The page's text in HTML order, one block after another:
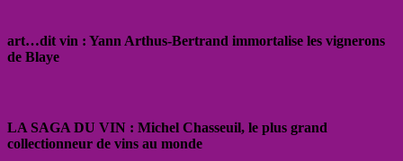
art…dit vin : Yann Arthus-Bertrand immortalise les vignerons
de Blaye
LA SAGA DU VIN : Michel Chasseuil, le plus grand
collectionneur de vins au monde